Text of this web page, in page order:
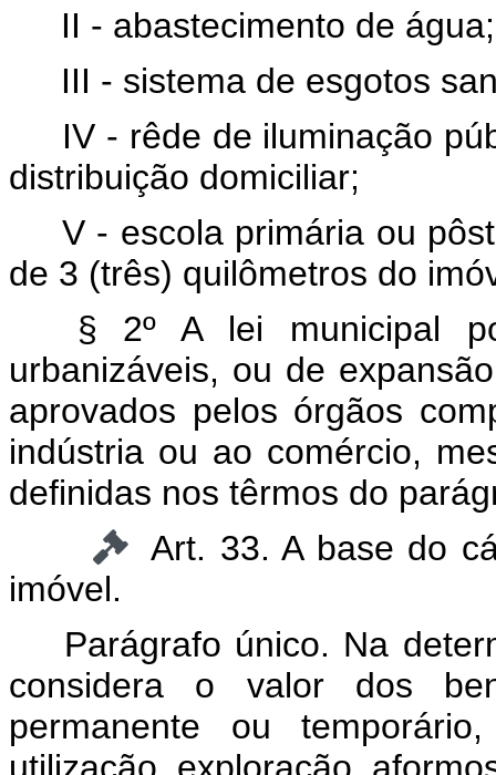
II - abastecimento de água;
III - sistema de esgotos
IV - rêde de iluminação
distribuição domiciliar;
V - escola primária ou
de 3 (três) quilômetros do
§ 2º A lei municipal
urbanizáveis, ou de
aprovados pelos órgãos
indústria ou ao comércio,
definidas nos têrmos do
Art. 33. A base do
imóvel.
Parágrafo único. Na
considera o valor dos
permanente ou